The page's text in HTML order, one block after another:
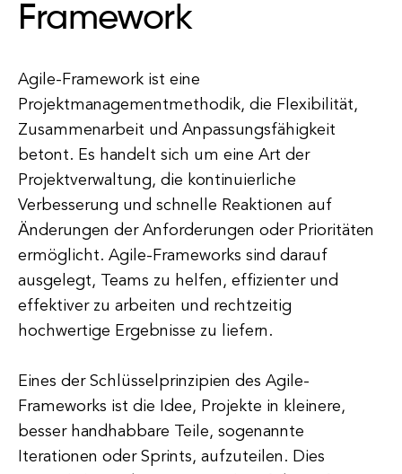
Framework
Agile-Framework ist eine
Projektmanagementmethodik, die Flexibilität,
Zusammenarbeit und Anpassungsfähigkeit
betont. Es handelt sich um eine Art der
Projektverwaltung, die kontinuierliche
Verbesserung und schnelle Reaktionen auf
Änderungen der Anforderungen oder Prioritäten
ermöglicht. Agile-Frameworks sind darauf
ausgelegt, Teams zu helfen, effizienter und
effektiver zu arbeiten und rechtzeitig
hochwertige Ergebnisse zu liefern.
Eines der Schlüsselprinzipien des Agile-
Frameworks ist die Idee, Projekte in kleinere,
besser handhabbare Teile, sogenannte
Iterationen oder Sprints, aufzuteilen. Dies